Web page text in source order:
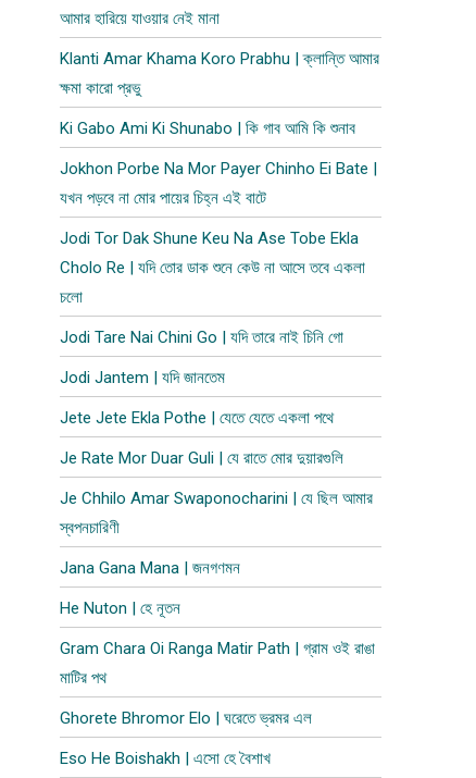
আমার হারিয়ে যাওয়ার নেই মানা
Klanti Amar Khama Koro Prabhu | ক্লান্তি আমার
ক্ষমা কারো প্রভু
Ki Gabo Ami Ki Shunabo | কি গাব আমি কি শুনাব​
Jokhon Porbe Na Mor Payer Chinho Ei Bate |
যখন পড়বে না মোর পায়ের চিহ্ন এই বাটে
Jodi Tor Dak Shune Keu Na Ase Tobe Ekla
Cholo Re | যদি তোর ডাক শুনে কেউ না আসে তবে একলা
চলো
Jodi Tare Nai Chini Go | যদি তারে নাই চিনি গো
Jodi Jantem | যদি জানতেম
Jete Jete Ekla Pothe | যেতে যেতে একলা পথে
Je Rate Mor Duar Guli | যে রাতে মোর দুয়ারগুলি
Je Chhilo Amar Swaponocharini | যে ছিল আমার
স্বপনচারিণী
Jana Gana Mana | জনগণমন
He Nuton | হে নূতন
Gram Chara Oi Ranga Matir Path | গ্রাম ওই রাঙা
মাটির পথ
Ghorete Bhromor Elo | ঘরেতে ভ্রমর এল
Eso He Boishakh | এসো হে বৈশাখ